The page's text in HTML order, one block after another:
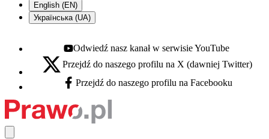
English (EN)
Українська (UA)
Youtube - otwiera się w nowej karcie
Odwiedź nasz kanał w serwisie YouTube
X - otwiera się w nowej karcie
Przejdź do naszego profilu na X (dawniej Twitter)
Facebook - otwiera się w nowej karcie
Przejdź do naszego profilu na Facebooku